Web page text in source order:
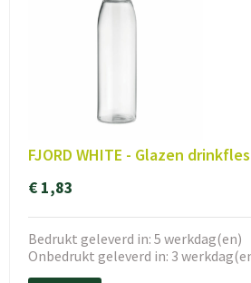
FJORD WHITE - Glazen
€ 1,83
Bedrukt geleverd in: 5 werkdag(en)
Onbedrukt geleverd in: 3